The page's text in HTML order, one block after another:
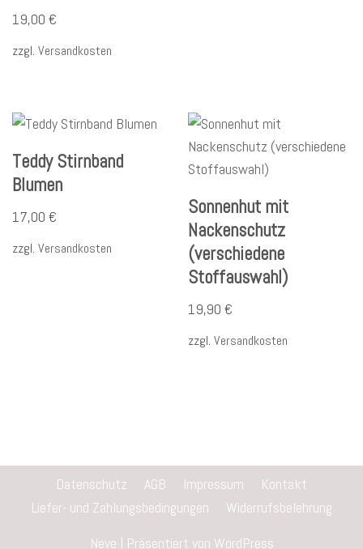
19,00 €
zzgl. Versandkosten
Teddy Stirnband
Blumen
17,00 €
zzgl. Versandkosten
Sonnenhut mit
Nackenschutz
(verschiedene
Stoffauswahl)
19,90€
zzgl.Versandkosten
Datenschutz AGB Impressum
Kontakt
Liefer- und Zahlungsbedingungen
Widerrufsbelehrung
Neve | Präsentiert von WordPress